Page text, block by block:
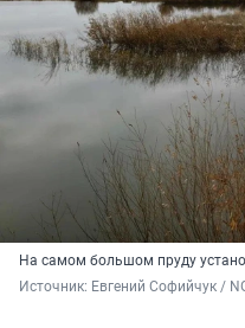
На самом большом пруду
Источник: Евгений Софийчук /